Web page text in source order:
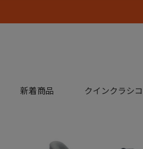
新着商品 クインクラシ